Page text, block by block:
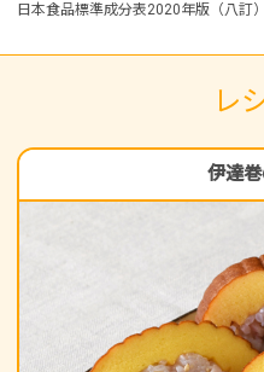
日本食品標準成分表2020年版（八訂）
レ
伊達